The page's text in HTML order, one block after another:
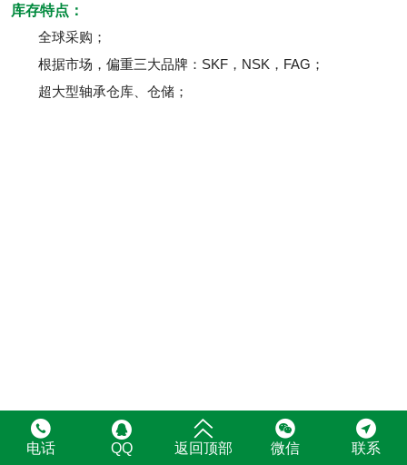
库存特点：
全球采购；
根据市场，偏重三大品牌：SKF，NSK，FAG；
超大型轴承仓库、仓储；

电话

QQ

返回顶部

微信

联系